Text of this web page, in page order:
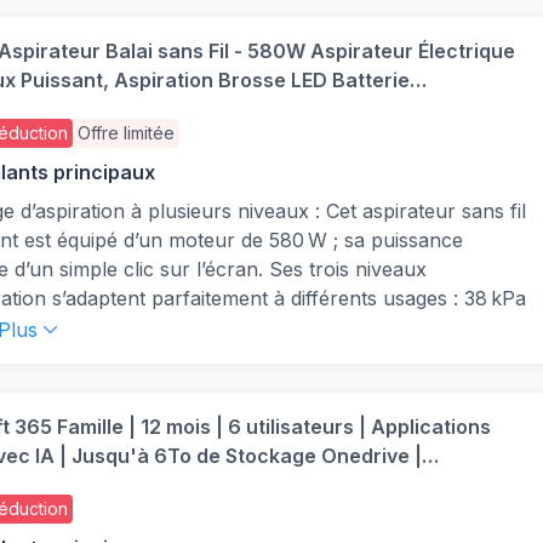
Balai sans Fil - 580W Aspirateur Électrique
Puissant, Aspiration Brosse LED Batterie
Cordless Vacuum Cleaner pour Poils d’Animaux
Durs Offre limitée
principaux
d’aspiration à plusieurs niveaux : Cet aspirateur sans fil
est équipé d’un moteur de 580 W ; sa puissance
d’un simple clic sur l’écran. Ses trois niveaux
s’adaptent parfaitement à différents usages : 38 kPa
élevé pour un nettoyage intensif, 15‑18 kPa en mode
des poils et élimine efficacement les poils
la poussière incrustée des tapis ainsi que toutes
sols durs pour un résultat irréprochable
Flexible et Éclairage LED Vert : L’Aspirateur Bénéficie
Conception Légère Pour Un Confort D’utilisation
365 Famille | 12 mois | 6 utilisateurs | Applications
IA | Jusqu'à 6To de Stockage Onedrive |
Amazon avec renouvellement automatique